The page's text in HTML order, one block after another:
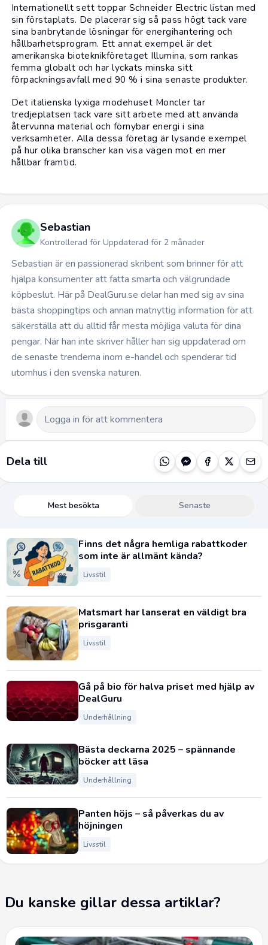
Internationellt sett toppar Schneider Electric listan med
sin förstaplats. De placerar sig så pass högt tack vare
sina banbrytande lösningar för energihantering och
hållbarhetsprogram. Ett annat exempel är det
amerikanska bioteknikföretaget Illumina, som rankas
femma globalt och har lyckats minska sitt
förpackningsavfall med 90 % i sina senaste produkter.
Det italienska lyxiga modehuset Moncler tar
tredjeplatsen tack vare sitt arbete med att använda
återvunna material och förnybar energi i sina
verksamheter. Alla dessa företag är lysande exempel
på hur olika branscher kan visa vägen mot en mer
hållbar framtid.
Sebastian
Kontrollerad för Uppdaterad för 2 månader
Sebastian är en passionerad skribent som brinner för att
hjälpa konsumenter att fatta smarta och välgrundade
köpbeslut. Här på DealGuru.se delar han med sig av sina
bästa shoppingtips och annan matnyttig information för att
säkerställa att du alltid får mesta möjliga valuta för dina
pengar. När han inte skriver håller han sig uppdaterad om
de senaste trenderna inom e-handel och spenderar tid
utomhus i den svenska naturen.
Dela till
Mest besökta Senaste
Finns det några hemliga rabattkoder
som inte är allmänt kända?
Livsstil
Matsmart har lanserat en väldigt bra
prisgaranti
Livsstil
Gå på bio för halva priset med hjälp av
DealGuru
Underhållning
Bästa deckarna 2025 – spännande
böcker att läsa
Underhållning
Panten höjs – så påverkas du av
höjningen
Livsstil
Du kanske gillar dessa artiklar?